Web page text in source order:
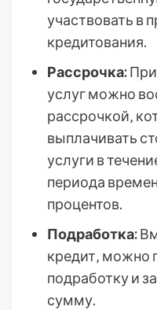
участвовать в
кредитования.
Рассрочка:
услуг можно
рассрочкой‚
выплачивать
услуги в
периода
процентов.
Подработка:
кредит‚ можно
подработку и
сумму.